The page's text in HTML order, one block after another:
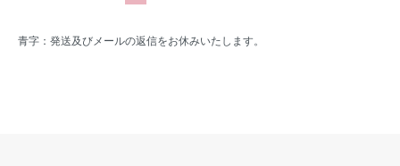
青字：発送及びメールの返信をお休みいたします。